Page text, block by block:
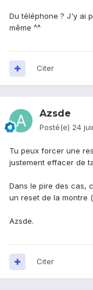
Du téléphone ? J'y ai
même ^^
Citer
Azsde
Posté(e) 24
Tu peux forcer une
justement effacer de
Dans le pire des cas,
un reset de la montre
Azsde.
Citer